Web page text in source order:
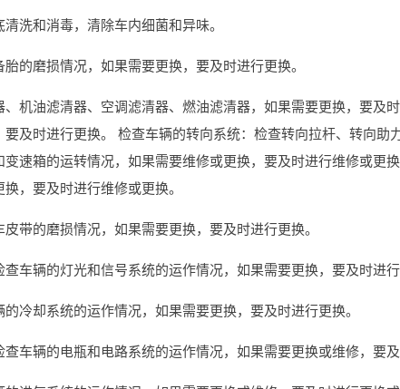
洗和消毒，清除车内细菌和异味。
的磨损情况，如果需要更换，要及时进行更换。
机油滤清器、空调滤清器、燃油滤清器，如果需要更换，要及
及时进行更换。 检查车辆的转向系统：检查转向拉杆、转向助
速箱的运转情况，如果需要维修或更换，要及时进行维修或更
，要及时进行维修或更换。
带的磨损情况，如果需要更换，要及时进行更换。
车辆的灯光和信号系统的运作情况，如果需要更换，要及时进行
冷却系统的运作情况，如果需要更换，要及时进行更换。
车辆的电瓶和电路系统的运作情况，如果需要更换或维修，要及